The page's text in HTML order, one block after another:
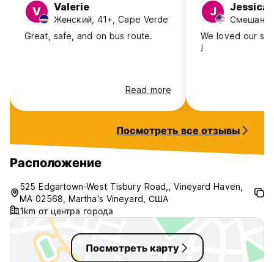
V Valerie
Женский, 41+, Cape Verde
Great, safe, and on bus route.
Read more
J Jessica
We loved our
!
Посмотреть все отзывы
Расположение
525 Edgartown-West Tisbury Road,, Vineyard Haven,
MA 02568, Martha's Vineyard, США
1km от центра города
Посмотреть карту